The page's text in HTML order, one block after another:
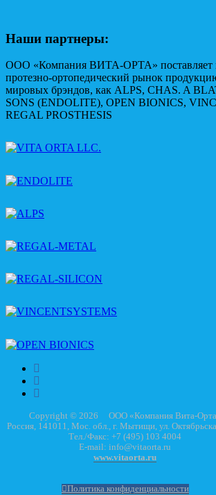
Наши партнеры:
ООО «Компания ВИТА-ОРТА» поставляет
протезно-ортопедический рынок
мировых брэндов, как ALPS, CHAS. A
SONS (ENDOLITE), OPEN BIONICS,
REGAL PROSTHESIS
Copyright © 2026 ООО «Компания Вита-
Россия, 141011, Мос. обл., г. Мытищи, ул.
Тел./Факс: +7 (495) 103 4004
E-mail: info@vitaorta.ru
www.vitaorta.ru
Политика конфиденциальности